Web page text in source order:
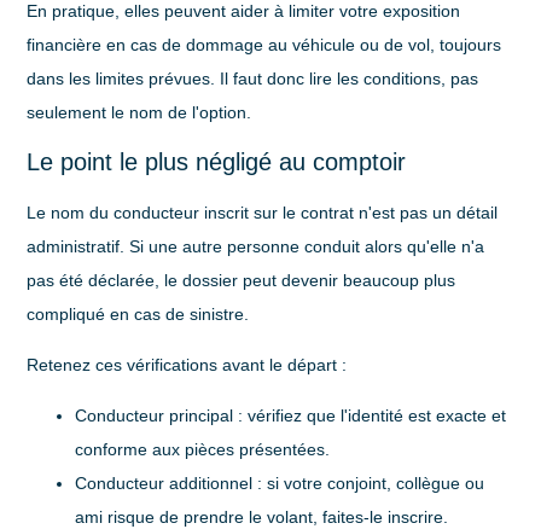
En pratique, elles peuvent aider à limiter votre exposition
financière en cas de dommage au véhicule ou de vol, toujours
dans les limites prévues. Il faut donc lire les conditions, pas
seulement le nom de l'option.
Le point le plus négligé au comptoir
Le nom du conducteur inscrit sur le contrat n'est pas un détail
administratif. Si une autre personne conduit alors qu'elle n'a
pas été déclarée, le dossier peut devenir beaucoup plus
compliqué en cas de sinistre.
Retenez ces vérifications avant le départ :
Conducteur principal : vérifiez que l'identité est exacte et
conforme aux pièces présentées.
Conducteur additionnel : si votre conjoint, collègue ou
ami risque de prendre le volant, faites-le inscrire.